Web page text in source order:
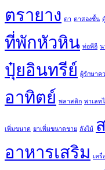
ตรายาง ตา ตาสองชั้น
ที่พักหัวหิน ท่อพีอี น
ปุ๋ยอินทรีย์ ผู้รักษาค
อาทิตย์ พลาสติก พาเลท
เพิ่มขนาด ยาเพิ่มขนาดชาย ลังไม้
อาหารเสริม เครื่